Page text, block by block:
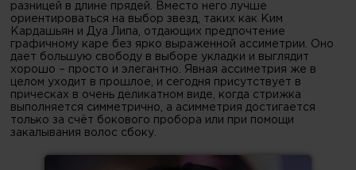
разницей в длине прядей. Вместо него лучше
ориентироваться на выбор звезд, таких как Ким
Кардашьян и Дуа Липа, отдающих предпочтение
графичному каре без ярко выраженной ассиметрии. Оно
дает большую свободу в выборе укладки и выглядит
хорошо – просто и элегантно. Явная ассиметрия же в
целом уходит в прошлое, и сегодня присутствует в
прическах в очень деликатном виде, когда стрижка
выполняется симметрично, а асимметрия достигается
только за счёт бокового пробора или при помощи
закалывания волос сбоку.